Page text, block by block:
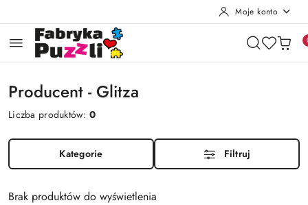
Moje konto
Producent - Glitza
Liczba produktów:0
Kategorie Filtruj
Brak produktów do wyświetlenia